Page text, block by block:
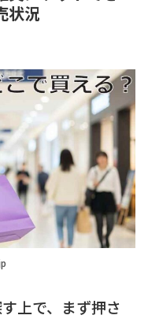
状況
上で、まず押さ